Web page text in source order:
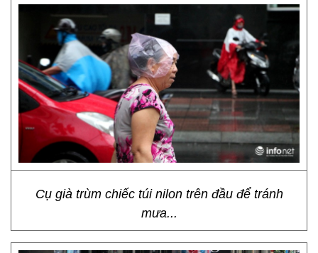
Cụ già trùm chiếc túi nilon trên đầu để tránh
mưa...